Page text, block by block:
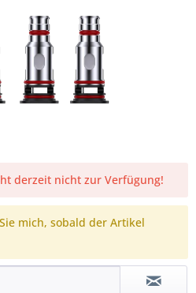
derzeit nicht zur Verfügung!
mich, sobald der Artikel